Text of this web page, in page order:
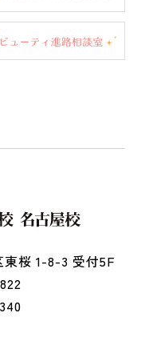
東桜 1-8-3 受付5F